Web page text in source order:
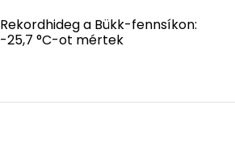
Rekordhideg a Bükk-fennsíkon:
-25,7 °C-ot mértek